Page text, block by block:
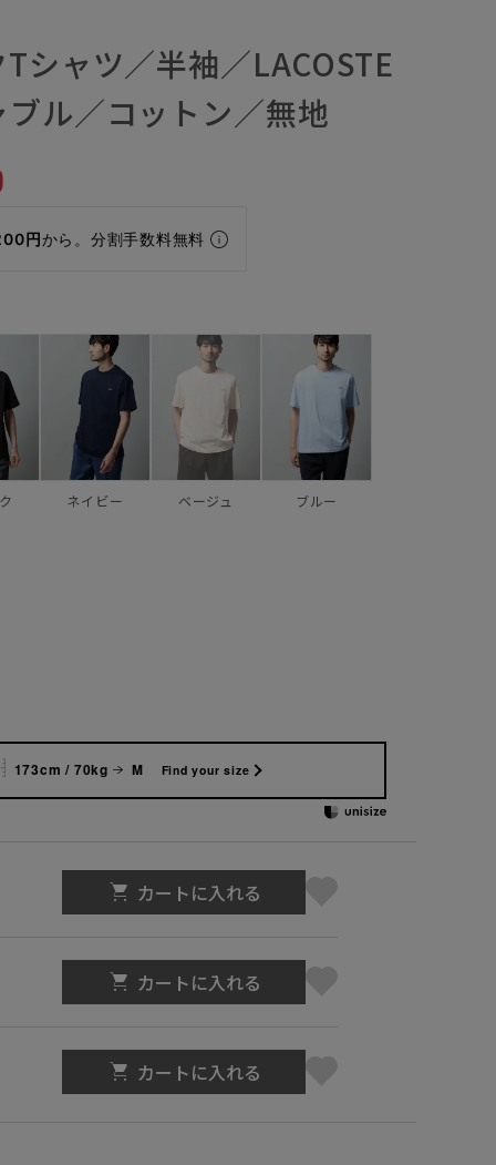
シャツ／半袖／LACOSTE
ル／コットン／無地
円から。分割手数料無料
ネイビー ベージュ ブルー
173cm / 70kg M Find your size
カートに入れる
カートに入れる
カートに入れる